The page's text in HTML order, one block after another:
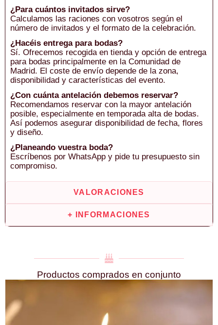
VALORACIONES
+ INFORMACIONES
¿Para cuántos invitados sirve?
Calculamos las raciones con vosotros según el
número de invitados y el formato de la celebración.
¿Hacéis entrega para bodas?
Sí. Ofrecemos recogida en tienda y opción de entrega
para bodas principalmente en la Comunidad de
Madrid. El coste de envío depende de la zona,
disponibilidad y características del evento.
¿Con cuánta antelación debemos reservar?
Recomendamos reservar con la mayor antelación
posible, especialmente en temporada alta de bodas.
Así podemos asegurar disponibilidad de fecha, flores
y diseño.
¿Planeando vuestra boda?
Escríbenos por WhatsApp y pide tu presupuesto sin
compromiso.
Productos comprados en conjunto